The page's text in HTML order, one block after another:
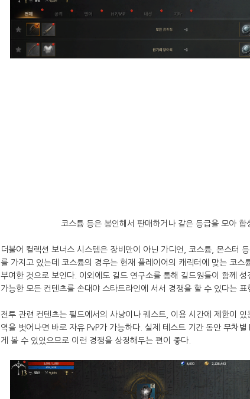
코스튬 등은 봉인해서 판매하거나 같은 등급을 모아 합
더불어 컬렉션 보너스 시스템은 장비만이 아닌 가디언, 코스튬, 몬스터
를 가지고 있는데 코스튬의 경우는 현재 플레이어의 캐릭터에 맞는 코스
부여한 것으로 보인다. 이외에도 길드 연구소를 통해 길드원들이 함께
가능한 모든 컨텐츠를 손대야 스타트라인에 서서 경쟁을 할 수 있다는 표
전투 관련 컨텐츠는 필드에서의 사냥이나 퀘스트, 이용 시간에 제한이
역을 벗어나면 바로 자유 PvP가 가능하다. 실제 테스트 기간 동안 무차
게 볼 수 있었으므로 이런 경쟁을 상정해두는 편이 좋다.